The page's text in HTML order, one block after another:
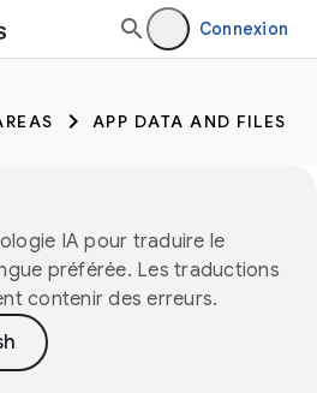
Connexion
APP DATA AND FILES
IA pour traduire le
préférée. Les traductions
contenir des erreurs.